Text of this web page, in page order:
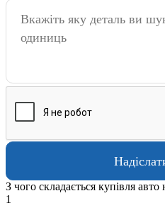
З чого складається купівля
1